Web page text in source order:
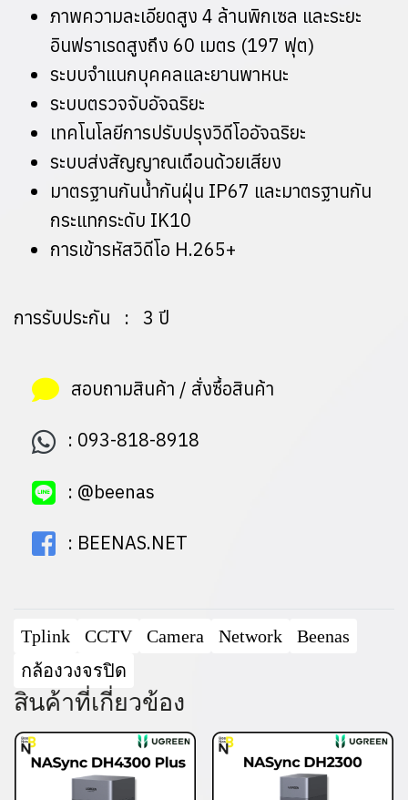
ภาพความละเอียดสูง 4 ล้านพิกเซล และระยะ
อินฟราเรดสูงถึง 60 เมตร (197 ฟุต)
ระบบจำแนกบุคคลและยานพาหนะ
ระบบตรวจจับอัจฉริยะ
เทคโนโลยีการปรับปรุงวิดีโออัจฉริยะ
ระบบส่งสัญญาณเตือนด้วยเสียง
มาตรฐานกันน้ำกันฝุ่น IP67 และมาตรฐานกัน
กระแทกระดับ IK10
การเข้ารหัสวิดีโอ H.265+
การรับประกัน : 3 ปี
สอบถามสินค้า / สั่งซื้อสินค้า
: 093-818-8918
: @beenas
: BEENAS.NET
Tplink CCTV Camera Network
Beenas
กล้องวงจรปิด
สินค้าที่เกี่ยวข้อง